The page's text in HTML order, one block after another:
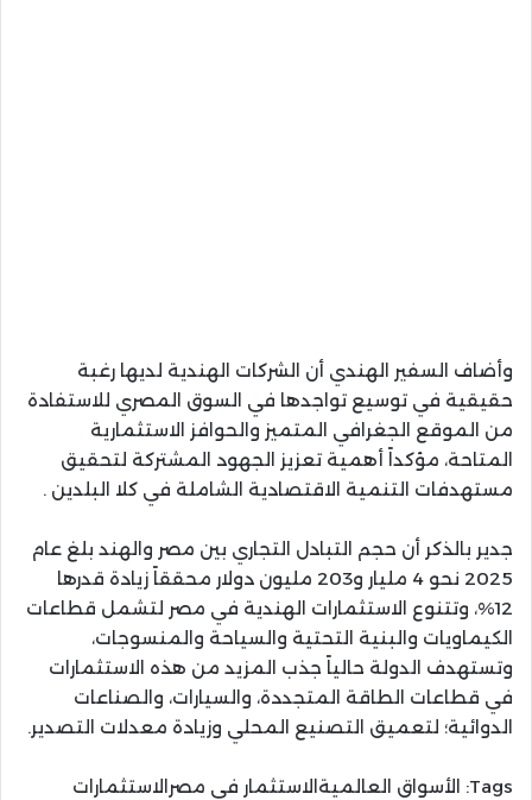
​وأضاف السفير الهندي أن الشركات الهندية لديها رغبة
حقيقية في توسيع تواجدها في السوق المصري للاستفادة
من الموقع الجغرافي المتميز والحوافز الاستثمارية
المتاحة، مؤكداً أهمية تعزيز الجهود المشتركة لتحقيق
مستهدفات التنمية الاقتصادية الشاملة في كلا البلدين .
​جدير بالذكر أن حجم التبادل التجاري بين مصر والهند بلغ عام
2025 نحو 4 مليار و203 مليون دولار محققاً زيادة قدرها
12%، وتتنوع الاستثمارات الهندية في مصر لتشمل قطاعات
الكيماويات والبنية التحتية والسياحة والمنسوجات،
وتستهدف الدولة حالياً جذب المزيد من هذه الاستثمارات
في قطاعات الطاقة المتجددة، والسيارات، والصناعات
الدوائية؛ لتعميق التصنيع المحلي وزيادة معدلات التصدير.
Tags: الأسواق العالميةالاستثمار في مصرالاستثمارات